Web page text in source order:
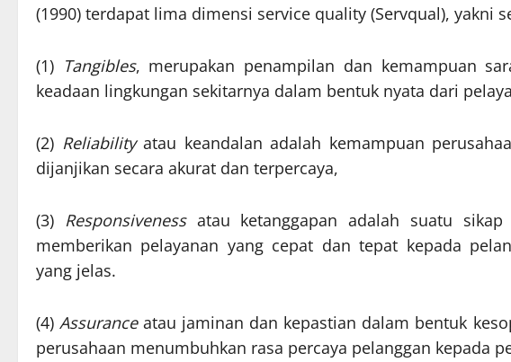
(1990) terdapat lima dimensi service quality (Servqual), yakni
(1) Tangibles, merupakan penampilan dan kemampuan
keadaan lingkungan sekitarnya dalam bentuk nyata dari
(2) Reliabilityatau keandalan adalah kemampuan
dijanjikan secara akurat dan terpercaya,
(3) Responsivenessatau ketanggapan adalah suatu
memberikan pelayanan yang cepat dan tepat kepada
yang jelas.
(4) Assuranceatau jaminan dan kepastian dalam bentuk
perusahaan menumbuhkan rasa percaya pelanggan kepada